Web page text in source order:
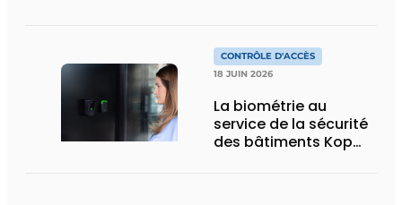
CONTRÔLE D'ACCÈS
18 JUIN 2026
La biométrie au
service de la sécurité
des bâtiments Kop